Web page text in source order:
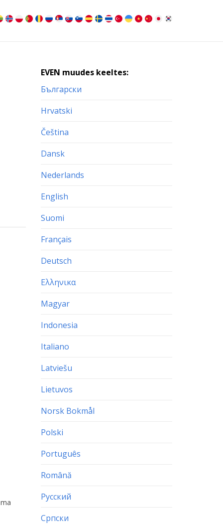
EVEN muudes keeltes:
Български
Hrvatski
Čeština
Dansk
Nederlands
English
Suomi
Français
Deutsch
Ελληνικα
Magyar
Indonesia
Italiano
Latviešu
Lietuvos
Norsk Bokmål
Polski
Português
Română
Русский
Српски